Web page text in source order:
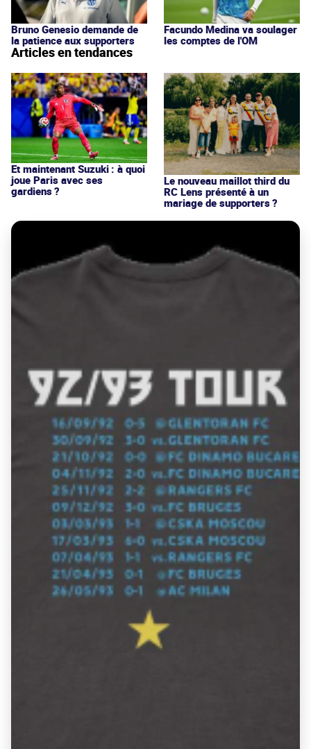
Bruno Genesio demande de
la patience aux supporters
Facundo Medina va soulager
les comptes de l'OM
Articles en tendances
Et maintenant Suzuki : à quoi
joue Paris avec ses
gardiens ?
Le nouveau maillot third du
RC Lens présenté à un
mariage de supporters ?